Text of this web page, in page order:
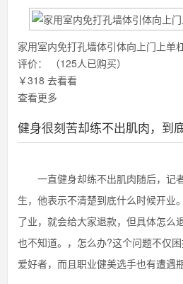
家用室内免打孔墙体引体向上门上单
评价：
（125人已购买）
￥318 去看看
查看更多
健身很刻苦却练不出肌肉，到
一直健身却练不出肌肉随后，记
生，他表示不清楚到底什么时候开业
了业，就会给大家退款，但具体怎么
也不知道。，怎么办?这个问题不仅
爱好者，而且职业健美选手也有遭遇